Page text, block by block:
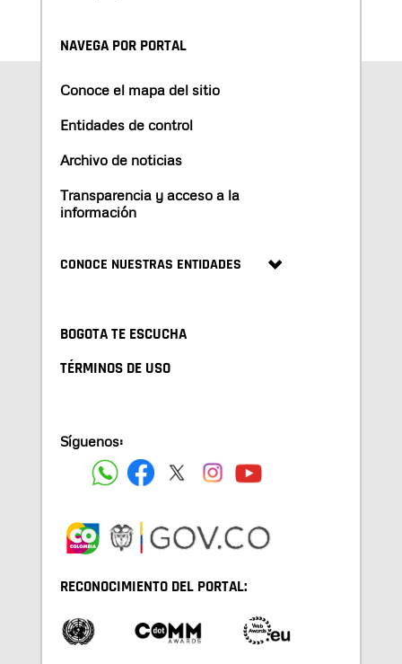
NAVEGA POR PORTAL
Conoce el mapa del sitio
Entidades de control
Archivo de noticias
Transparencia y acceso a la
información
CONOCE NUESTRAS ENTIDADES
BOGOTA TE ESCUCHA
TÉRMINOS DE USO
Síguenos:
RECONOCIMIENTO DEL PORTAL: